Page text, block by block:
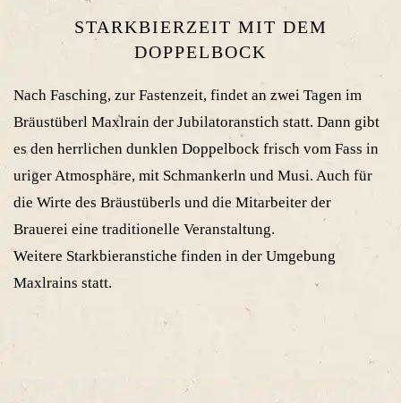
STARKBIERZEIT MIT DEM
DOPPELBOCK
Nach Fasching, zur Fastenzeit, findet an zwei Tagen im
Bräustüberl Maxlrain der Jubilatoranstich statt. Dann gibt
es den herrlichen dunklen Doppelbock frisch vom Fass in
uriger Atmosphäre, mit Schmankerln und Musi. Auch für
die Wirte des Bräustüberls und die Mitarbeiter der
Brauerei eine traditionelle Veranstaltung.
Weitere Starkbieranstiche finden in der Umgebung
Maxlrains statt.